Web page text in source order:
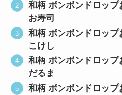
和柄 ボンボンドロッ
お寿司
和柄 ボンボンドロッ
こけし
和柄 ボンボンドロッ
だるま
和柄 ボンボンドロッ